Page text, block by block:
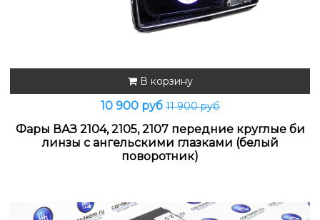
В корзину
10 900 руб11 900 руб
Фары ВАЗ 2104, 2105, 2107 передние круглые би
линзы с ангельскими глазками (белый
поворотник)